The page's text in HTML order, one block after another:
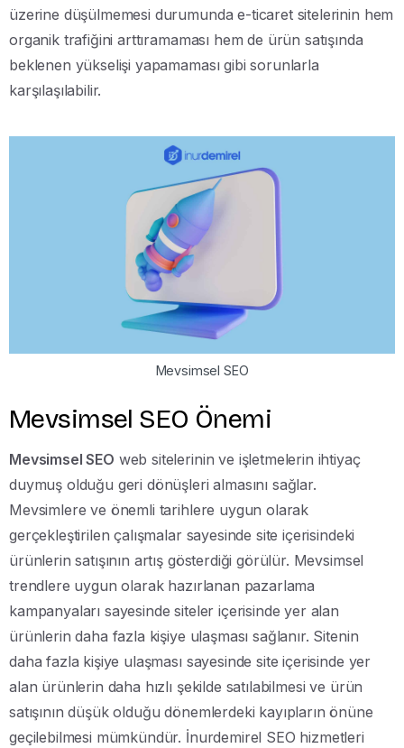
üzerine düşülmemesi durumunda e-ticaret sitelerinin hem
organik trafiğini arttıramaması hem de ürün satışında
beklenen yükselişi yapamaması gibi sorunlarla
karşılaşılabilir.
Mevsimsel SEO
Mevsimsel SEO Önemi
Mevsimsel SEO web sitelerinin ve işletmelerin ihtiyaç
duymuş olduğu geri dönüşleri almasını sağlar.
Mevsimlere ve önemli tarihlere uygun olarak
gerçekleştirilen çalışmalar sayesinde site içerisindeki
ürünlerin satışının artış gösterdiği görülür. Mevsimsel
trendlere uygun olarak hazırlanan pazarlama
kampanyaları sayesinde siteler içerisinde yer alan
ürünlerin daha fazla kişiye ulaşması sağlanır. Sitenin
daha fazla kişiye ulaşması sayesinde site içerisinde yer
alan ürünlerin daha hızlı şekilde satılabilmesi ve ürün
satışının düşük olduğu dönemlerdeki kayıpların önüne
geçilebilmesi mümkündür. İnurdemirel SEO hizmetleri